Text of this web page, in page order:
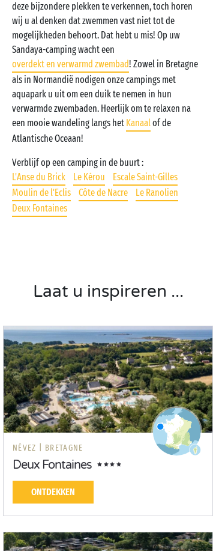
deze bijzondere plekken te verkennen, toch horen
wij u al denken dat zwemmen vast niet tot de
mogelijkheden behoort. Dat hebt u mis! Op uw
Sandaya-camping wacht een
overdekt en verwarmd zwembad! Zowel in Bretagne
als in Normandië nodigen onze campings met
aquapark u uit om een duik te nemen in hun
verwarmde zwembaden. Heerlijk om te relaxen na
een mooie wandeling langs het Kanaalof de
Atlantische Oceaan!
Verblijf op een camping in de buurt :
L'Anse du Brick
Le Kérou
Escale Saint-Gilles
Moulin de l'Eclis
Côte de Nacre
Le Ranolien
Deux Fontaines
Laat u inspireren ...
NÉVEZ | BRETAGNE
Deux Fontaines
ONTDEKKEN